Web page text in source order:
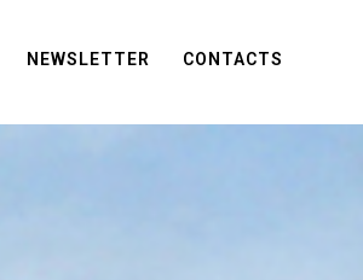
NEWSLETTER CONTACTS